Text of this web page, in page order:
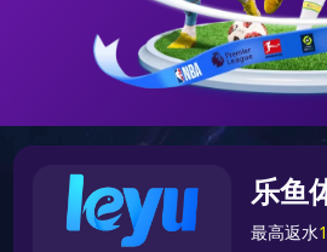
中。您可以先返回首页